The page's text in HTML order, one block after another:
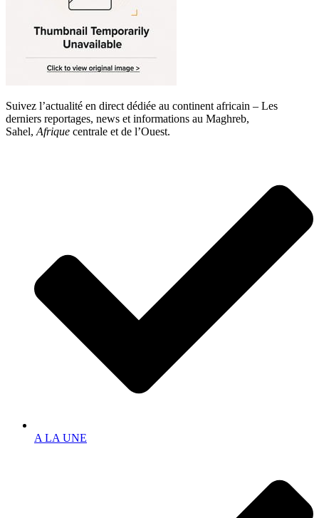
Suivez l’actualité en direct dédiée au continent africain – Les
derniers reportages, news et informations au Maghreb,
Sahel, Afrique centrale et de l’Ouest.
A LA UNE